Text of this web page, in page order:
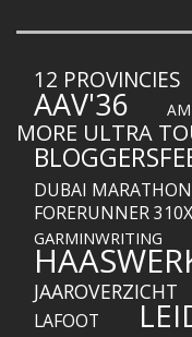
12 PROVINCIES
AAV'36
MORE ULTRA
DUBAI MARATHON
FORERUNNER
GARMINWRITING
JAAROVERZICHT
LAFOOT